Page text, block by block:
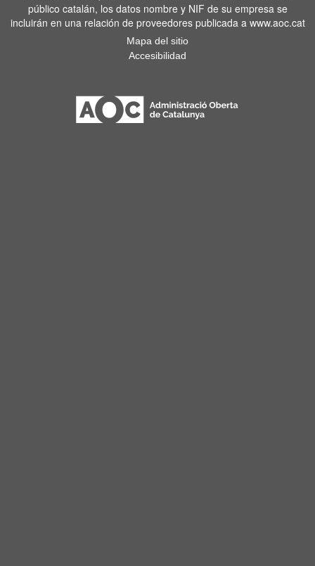
público catalán, los datos nombre y NIF de su empresa se
incluirán en una relación de proveedores publicada a www.aoc.cat
Mapa del sitio
Accesibilidad